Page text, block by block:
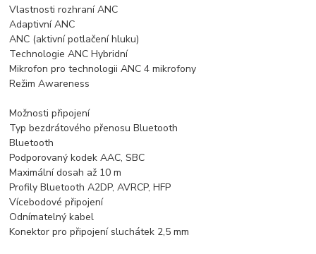
Vlastnosti rozhraní ANC
Adaptivní ANC
ANC (aktivní potlačení hluku)
Technologie ANC Hybridní
Mikrofon pro technologii ANC 4 mikrofony
Režim Awareness
Možnosti připojení
Typ bezdrátového přenosu Bluetooth
Bluetooth
Podporovaný kodek AAC, SBC
Maximální dosah až 10 m
Profily Bluetooth A2DP, AVRCP, HFP
Vícebodové připojení
Odnímatelný kabel
Konektor pro připojení sluchátek 2,5 mm